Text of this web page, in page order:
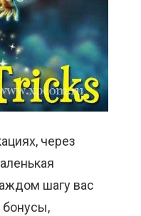
через
шагу вас
бонусы,